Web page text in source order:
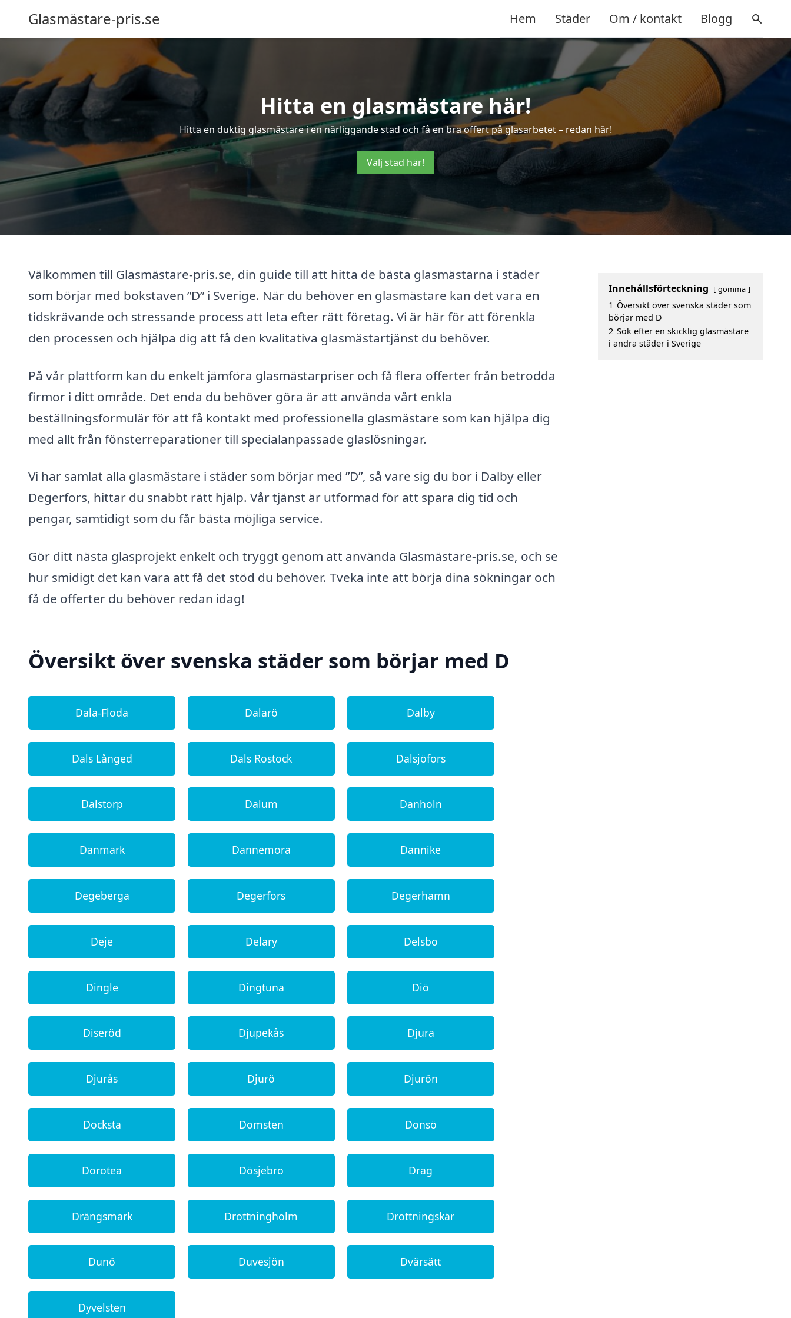
Glasmästare-pris.se Hem Städer Om / kontakt Blogg
Hitta en glasmästare här!
Hitta en duktig glasmästare i en närliggande stad och få en bra offert på glasarbetet – redan här!
Välj stad här!
Välkommen till Glasmästare-pris.se, din guide till att hitta de bästa glasmästarna i städer
som börjar med bokstaven ”D” i Sverige. När du behöver en glasmästare kan det vara en
tidskrävande och stressande process att leta efter rätt företag. Vi är här för att förenkla
den processen och hjälpa dig att få den kvalitativa glasmästartjänst du behöver.
På vår plattform kan du enkelt jämföra glasmästarpriser och få flera offerter från betrodda
firmor i ditt område. Det enda du behöver göra är att använda vårt enkla
beställningsformulär för att få kontakt med professionella glasmästare som kan hjälpa dig
med allt från fönsterreparationer till specialanpassade glaslösningar.
Vi har samlat alla glasmästare i städer som börjar med ”D”, så vare sig du bor i Dalby eller
Degerfors, hittar du snabbt rätt hjälp. Vår tjänst är utformad för att spara dig tid och
pengar, samtidigt som du får bästa möjliga service.
Gör ditt nästa glasprojekt enkelt och tryggt genom att använda Glasmästare-pris.se, och se
hur smidigt det kan vara att få det stöd du behöver. Tveka inte att börja dina sökningar och
få de offerter du behöver redan idag!
Översikt över svenska städer som börjar med D
Dala-Floda Dalarö Dalby
Dals Långed Dals Rostock Dalsjöfors
Dalstorp Dalum Danholn
Danmark Dannemora Dannike
Degeberga Degerfors Degerhamn
Deje Delary Delsbo
Dingle Dingtuna Diö
Diseröd Djupekås Djura
Djurås Djurö Djurön
Docksta Domsten Donsö
Dorotea Dösjebro Drag
Drängsmark Drottningholm Drottningskär
Dunö Duvesjön Dvärsätt
Dyvelsten
Innehållsförteckning gömma
1 Översikt över svenska städer som
börjar med D
2 Sök efter en skicklig glasmästare
i andra städer i Sverige